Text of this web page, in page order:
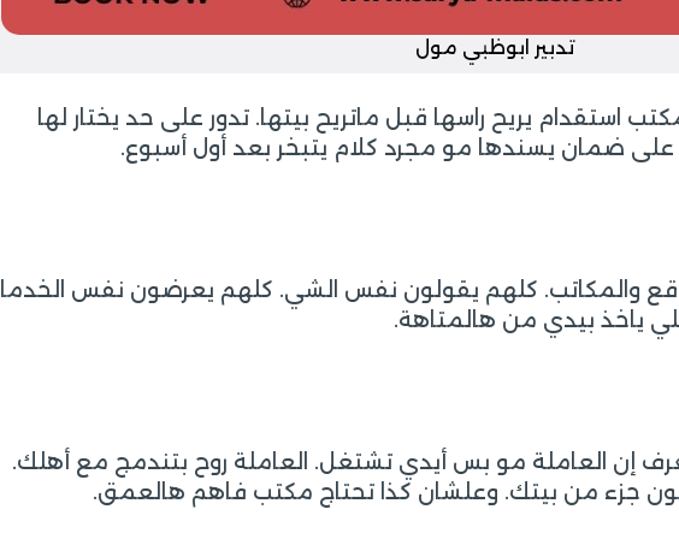
تدبير ابوظبي مول
استقدام يريح راسها قبل ماتريح بيتها. تدور على حد يختار لها
على ضمان يسندها مو مجرد كلام يتبخر بعد أول أسبوع.
والمكاتب. كلهم يقولون نفس الشي. كلهم يعرضون نفس
ياخذ بيدي من هالمتاهة.
إن العاملة مو بس أيدي تشتغل. العاملة روح بتندمج مع أهلك.
جزء من بيتك. وعلشان كذا تحتاج مكتب فاهم هالعمق.